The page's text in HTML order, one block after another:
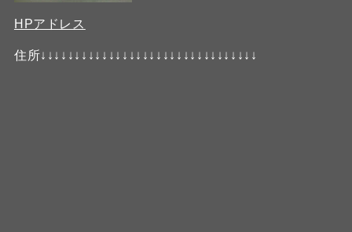
HPアドレス
住所↓↓↓↓↓↓↓↓↓↓↓↓↓↓↓↓↓↓↓↓↓↓↓↓↓↓↓↓↓↓↓↓